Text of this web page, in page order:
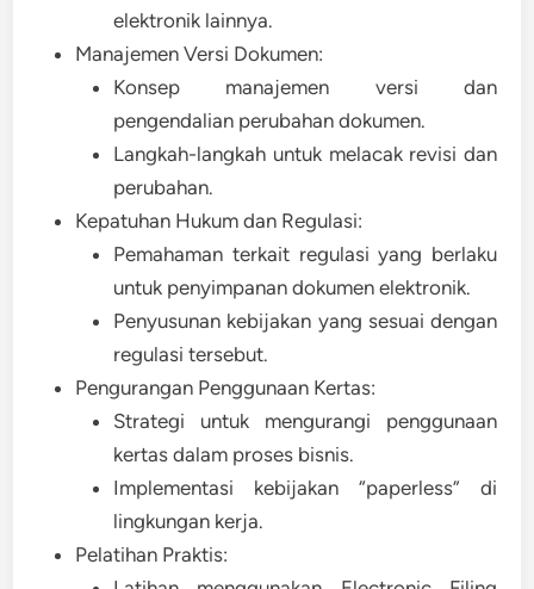
elektronik lainnya.
Manajemen Versi Dokumen:
Konsep manajemen versi dan
pengendalian perubahan dokumen.
Langkah-langkah untuk melacak revisi dan
perubahan.
Kepatuhan Hukum dan Regulasi:
Pemahaman terkait regulasi yang berlaku
untuk penyimpanan dokumen elektronik.
Penyusunan kebijakan yang sesuai dengan
regulasi tersebut.
Pengurangan Penggunaan Kertas:
Strategi untuk mengurangi penggunaan
kertas dalam proses bisnis.
Implementasi kebijakan “paperless” di
lingkungan kerja.
Pelatihan Praktis: